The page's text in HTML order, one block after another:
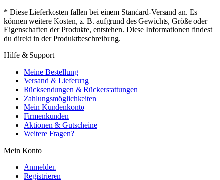
* Diese Lieferkosten fallen bei einem Standard-Versand an. Es
können weitere Kosten, z. B. aufgrund des Gewichts, Größe oder
Eigenschaften der Produkte, entstehen. Diese Informationen findest
du direkt in der Produktbeschreibung.
Hilfe & Support
Meine Bestellung
Versand & Lieferung
Rücksendungen & Rückerstattungen
Zahlungsmöglichkeiten
Mein Kundenkonto
Firmenkunden
Aktionen & Gutscheine
Weitere Fragen?
Mein Konto
Anmelden
Registrieren